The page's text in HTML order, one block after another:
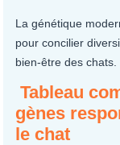
La génétique
pour concilier
bien-être des chats.
Tableau
gènes
le chat